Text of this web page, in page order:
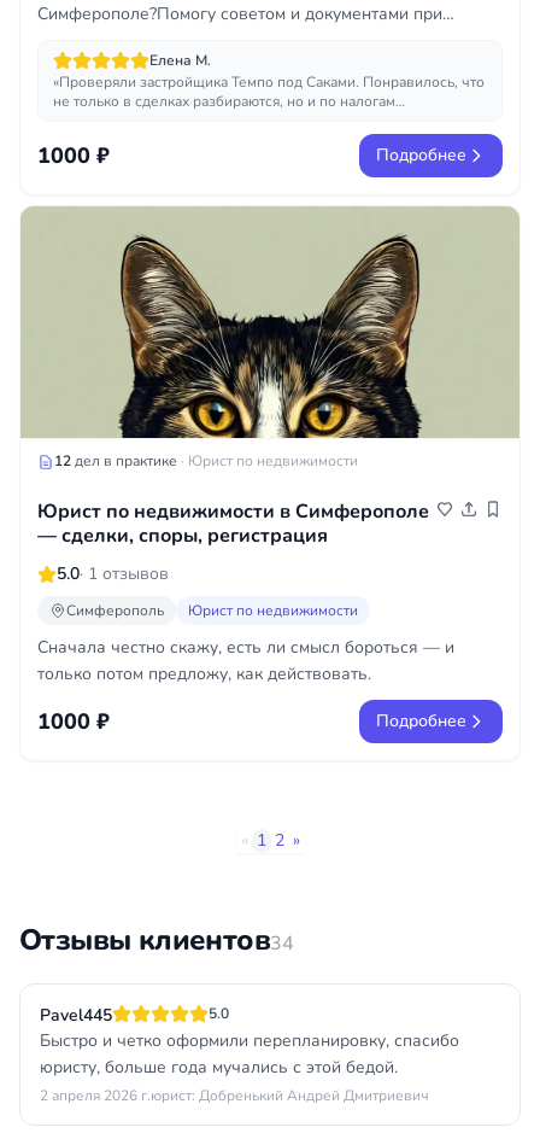
Симферополе?Помогу советом и документами при
Елена М.
«Проверяли застройщика Темпо под Саками. Понравилось, что
не только в сделках разбираются, но и по налогам
1000 ₽ Подробнее
12дел в практике · Юрист по недвижимости
Юрист по недвижимости в Симферополе
— сделки, споры, регистрация
5.0· 1 отзывов
Симферополь Юрист по недвижимости
Сначала честно скажу, есть ли смысл бороться — и
только потом предложу, как действовать.
1000 ₽ Подробнее
« 1 2 »
Отзывы клиентов34
Pavel445 5.0
Быстро и четко оформили перепланировку, спасибо
юристу, больше года мучались с этой бедой.
2 апреля 2026 г.юрист: Добренький Андрей Дмитриевич